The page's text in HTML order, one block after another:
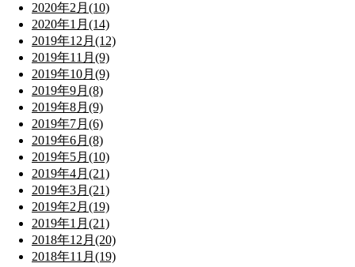
2020年2月(10)
2020年1月(14)
2019年12月(12)
2019年11月(9)
2019年10月(9)
2019年9月(8)
2019年8月(9)
2019年7月(6)
2019年6月(8)
2019年5月(10)
2019年4月(21)
2019年3月(21)
2019年2月(19)
2019年1月(21)
2018年12月(20)
2018年11月(19)